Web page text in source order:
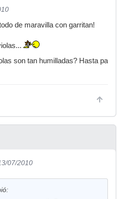
de maravilla con garritan!
son tan humilladas? Hasta pa
07/2010